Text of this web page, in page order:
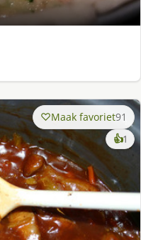
Maak favoriet91
👍1